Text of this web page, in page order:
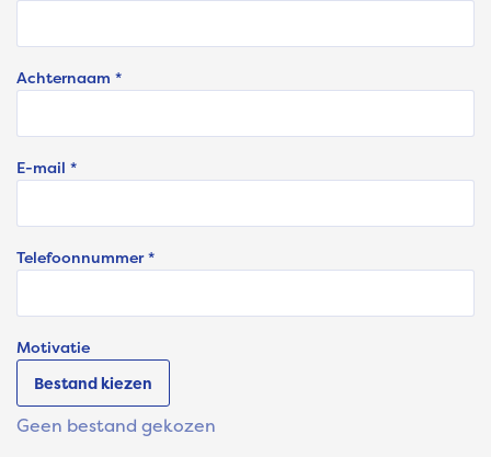
Achternaam *
E-mail *
Telefoonnummer *
Motivatie
Bestand kiezen
Geen bestand gekozen